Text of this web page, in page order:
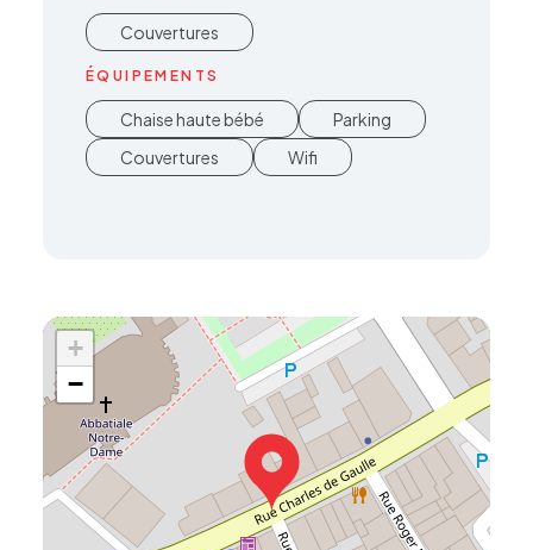
Couvertures
ÉQUIPEMENTS
Chaise haute bébé
Parking
Couvertures
Wifi
+
−